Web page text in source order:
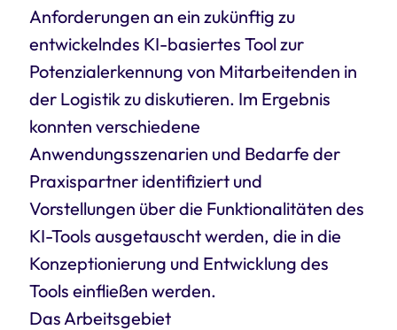
Anforderungen an ein zukünftig zu
entwickelndes KI-basiertes Tool zur
Potenzialerkennung von Mitarbeitenden in
der Logistik zu diskutieren. Im Ergebnis
konnten verschiedene
Anwendungsszenarien und Bedarfe der
Praxispartner identifiziert und
Vorstellungen über die Funktionalitäten des
KI-Tools ausgetauscht werden, die in die
Konzeptionierung und Entwicklung des
Tools einfließen werden.
Das Arbeitsgebiet